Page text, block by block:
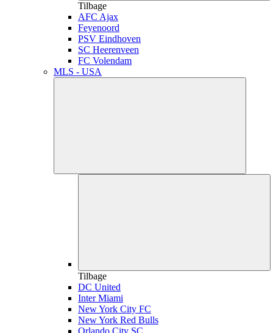
Tilbage
AFC Ajax
Feyenoord
PSV Eindhoven
SC Heerenveen
FC Volendam
MLS - USA
Tilbage
DC United
Inter Miami
New York City FC
New York Red Bulls
Orlando City SC